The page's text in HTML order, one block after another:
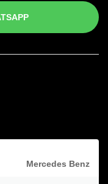
Mercedes Benz